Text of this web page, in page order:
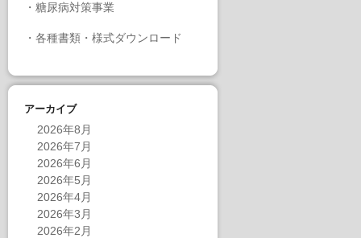
・ 糖尿病対策事業
・ 各種書類・様式ダウンロード
アーカイブ
2026年8月
2026年7月
2026年6月
2026年5月
2026年4月
2026年3月
2026年2月